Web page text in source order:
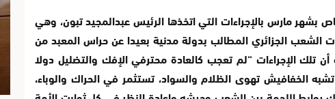
بشهر مارس بالإجراءات التي اتخذها الرئيس عبدالمجيد تبون، وهي
الشعب الجزائري المطالب بدولة مدنية بعيدا عن حراس المعبد من
أن تلك الإجراءات “لم تعجب كالعادة محترفي الإفك والتضليل دولا
الخفافيش تهوى الظلام والسواد، تستثمر في الحراك والوباء،